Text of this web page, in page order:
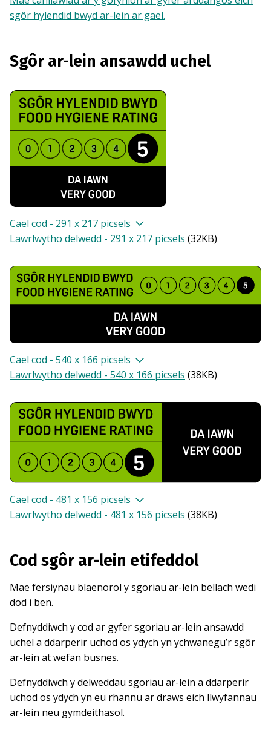
sgôr hylendid bwyd ar-lein ar gael.
Sgôr ar-lein ansawdd uchel
Cael cod - 291 x 217 picsels
Lawrlwytho delwedd - 291 x 217 picsels (32KB)
Cael cod - 540 x 166 picsels
Lawrlwytho delwedd - 540 x 166 picsels (38KB)
Cael cod - 481 x 156 picsels
Lawrlwytho delwedd - 481 x 156 picsels (38KB)
Cod sgôr ar-lein etifeddol
Mae fersiynau blaenorol y sgoriau ar-lein bellach wedi
dod i ben.
Defnyddiwch y cod ar gyfer sgoriau ar-lein ansawdd
uchel a ddarperir uchod os ydych yn ychwanegu’r sgôr
ar-lein at wefan busnes.
Defnyddiwch y delweddau sgoriau ar-lein a ddarperir
uchod os ydych yn eu rhannu ar draws eich llwyfannau
ar-lein neu gymdeithasol.